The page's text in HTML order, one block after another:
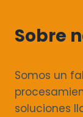
Sobre
Somos un
soluciones